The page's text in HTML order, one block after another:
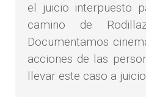
el juicio interpuesto
camino de
Documentamos
acciones de las
llevar este caso a